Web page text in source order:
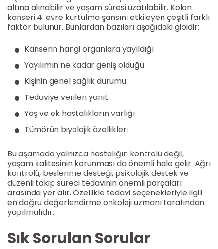
altına alınabilir ve yaşam süresi uzatılabilir. Kolon
kanseri 4. evre kurtulma şansını etkileyen çeşitli farklı
faktör bulunur. Bunlardan bazıları aşağıdaki gibidir:
Kanserin hangi organlara yayıldığı
Yayılımın ne kadar geniş olduğu
Kişinin genel sağlık durumu
Tedaviye verilen yanıt
Yaş ve ek hastalıkların varlığı
Tümörün biyolojik özellikleri
Bu aşamada yalnızca hastalığın kontrolü değil,
yaşam kalitesinin korunması da önemli hale gelir. Ağrı
kontrolü, beslenme desteği, psikolojik destek ve
düzenli takip süreci tedavinin önemli parçaları
arasında yer alır. Özellikle tedavi seçenekleriyle ilgili
en doğru değerlendirme onkoloji uzmanı tarafından
yapılmalıdır.
Sık Sorulan Sorular